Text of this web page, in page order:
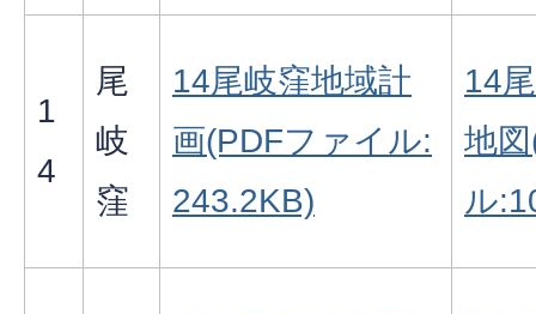
1
4
尾
岐
窪
14尾岐窪地域計
画(PDFファイル:
243.2KB)
14
地
ル